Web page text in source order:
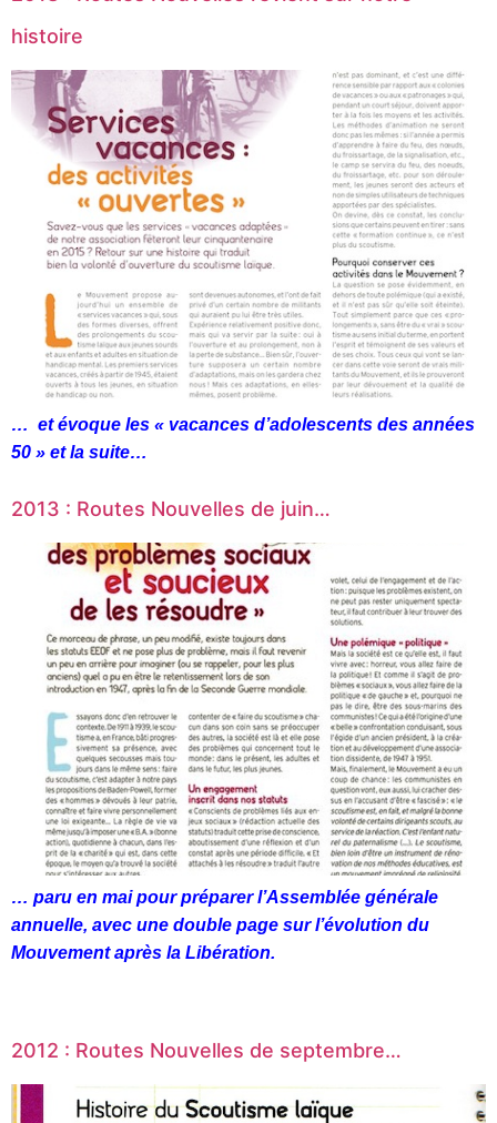
histoire
… et évoque les « vacances d’adolescents des années
50 » et la suite…
2013 : Routes Nouvelles de juin…
… paru en mai pour préparer l’Assemblée générale
annuelle, avec une double page sur l’évolution du
Mouvement après la Libération.
2012 : Routes Nouvelles de septembre…